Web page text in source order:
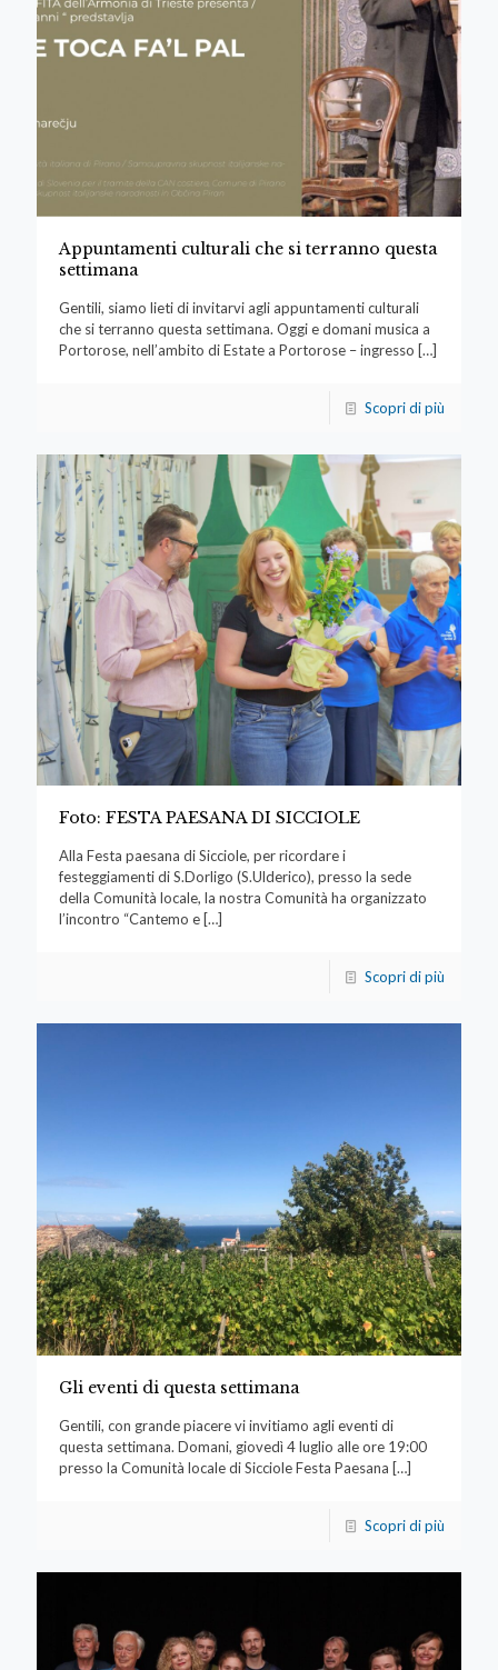
Appuntamenti culturali che si terranno questa
settimana
Gentili, siamo lieti di invitarvi agli appuntamenti culturali
che si terranno questa settimana. Oggi e domani musica a
Portorose, nell’ambito di Estate a Portorose – ingresso […]
Scopri di più
Foto: FESTA PAESANA DI SICCIOLE
Alla Festa paesana di Sicciole, per ricordare i
festeggiamenti di S.Dorligo (S.Ulderico), presso la sede
della Comunità locale, la nostra Comunità ha organizzato
l’incontro “Cantemo e […]
Scopri di più
Gli eventi di questa settimana
Gentili, con grande piacere vi invitiamo agli eventi di
questa settimana. Domani, giovedì 4 luglio alle ore 19:00
presso la Comunità locale di Sicciole Festa Paesana […]
Scopri di più